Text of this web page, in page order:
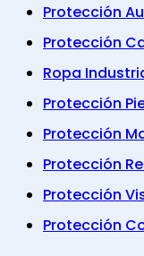
Protección
Protección
Ropa
Protección
Protección
Protección
Protección
Protección